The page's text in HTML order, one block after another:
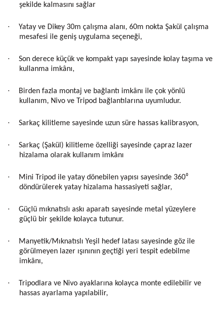
şekilde kalmasını sağlar
·
Yatay ve Dikey 30m çalışma alanı, 60m nokta Şakül çalışma
mesafesi ile geniş uygulama seçeneği,
·
Son derece küçük ve kompakt yapı sayesinde kolay taşıma ve
kullanma imkânı,
·
Birden fazla montaj ve bağlantı imkânı ile çok yönlü
kullanım, Nivo ve Tripod bağlantılarına uyumludur.
· Sarkaç kilitleme sayesinde uzun süre hassas kalibrasyon,
·
Sarkaç (Şakül) kilitleme özelliği sayesinde çapraz lazer
hizalama olarak kullanım imkânı
·
Mini Tripod ile yatay dönebilen yapısı sayesinde 360⁰
döndürülerek yatay hizalama hassasiyeti sağlar,
·
Güçlü mıknatıslı askı aparatı sayesinde metal yüzeylere
güçlü bir şekilde kolayca tutunur.
·
Manyetik/Mıknatıslı Yeşil hedef latası sayesinde göz ile
görülmeyen lazer ışınının geçtiği yeri tespit edebilme
imkânı,
·
Tripodlara ve Nivo ayaklarına kolayca monte edilebilir ve
hassas ayarlama yapılabilir,